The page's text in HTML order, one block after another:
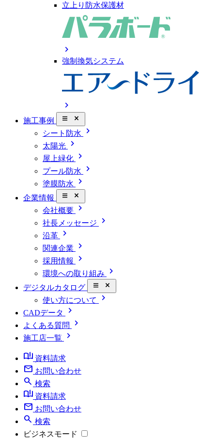
立上り防水保護材
chevron_right
強制換気システム
chevron_right
施工事例 close_small
シート防水 chevron_right
太陽光 chevron_right
屋上緑化 chevron_right
プール防水 chevron_right
塗膜防水 chevron_right
企業情報 close_small
会社概要 chevron_right
社長メッセージ chevron_right
沿革 chevron_right
関連企業 chevron_right
採用情報 chevron_right
環境への取り組み chevron_right
デジタルカタログ close_small
使い方について chevron_right
CADデータ chevron_right
よくある質問 chevron_right
施工店一覧
chevron_right
book_ribbon 資料請求
mail お問い合わせ
search 検索
book_ribbon 資料請求
mail お問い合わせ
search 検索
ビジネスモード